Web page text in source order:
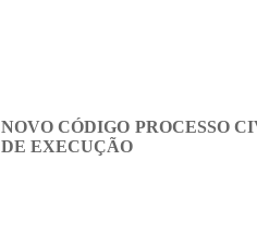
NOVO CÓDIGO PROCESSO
DE EXECUÇÃO